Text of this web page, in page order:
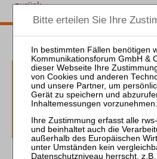
zurück
ZVI Probeabo
1 Ausgaben als
inkl. 14 Tage
Nutzung